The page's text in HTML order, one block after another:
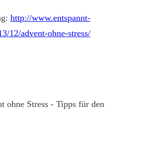
http://www.entspannt-
12/advent-ohne-stress/
ohne Stress - Tipps für den